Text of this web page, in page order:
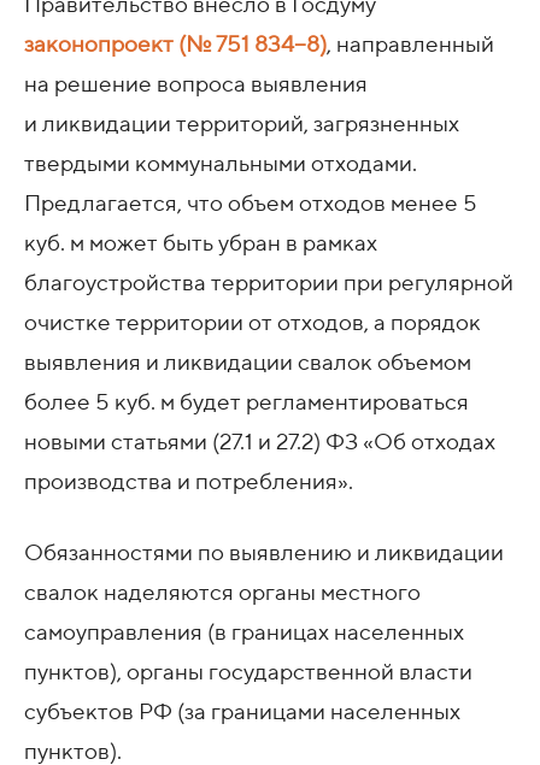
Правительство внесло в Госдуму
законопроект (№ 751 834−8), направленный
на решение вопроса выявления
и ликвидации территорий, загрязненных
твердыми коммунальными отходами.
Предлагается, что объем отходов менее 5
куб. м может быть убран в рамках
благоустройства территории при регулярной
очистке территории от отходов, а порядок
выявления и ликвидации свалок объемом
более 5 куб. м будет регламентироваться
новыми статьями (27.1 и 27.2) ФЗ «Об отходах
производства и потребления».
Обязанностями по выявлению и ликвидации
свалок наделяются органы местного
самоуправления (в границах населенных
пунктов), органы государственной власти
субъектов РФ (за границами населенных
пунктов).